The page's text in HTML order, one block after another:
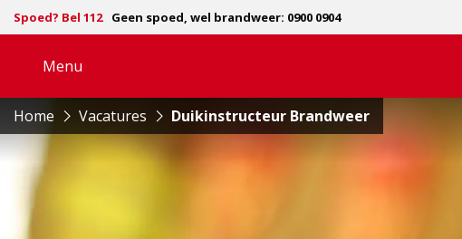
Spoed? Bel 112 Geen spoed, wel brandweer: 0900 0904
Menu
navigatie
Home Vacatures Duikinstructeur Brandweer